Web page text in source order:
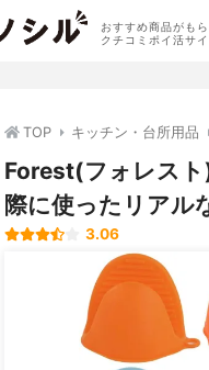
おすすめ商品がも
クチコミポイ活サイ
TOP キッチン・台所用品
Forest(フォレス
際に使ったリアル
3.06